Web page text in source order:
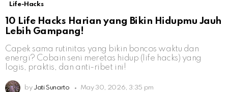
Life-Hacks
10 Life Hacks Harian yang Bikin Hidupmu Jauh
Lebih Gampang!
Capek sama rutinitas yang bikin boncos waktu dan
energi? Cobain seni meretas hidup (life hacks) yang
logis, praktis, dan anti-ribet ini!
by Jati Sunarto May 30, 2026, 3:35 pm